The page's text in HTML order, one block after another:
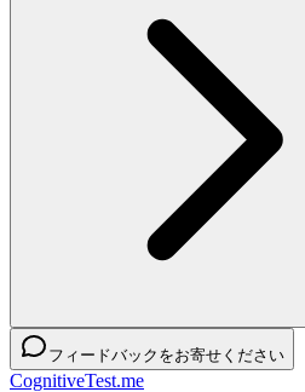
フィードバックをお寄せください
CognitiveTest.me